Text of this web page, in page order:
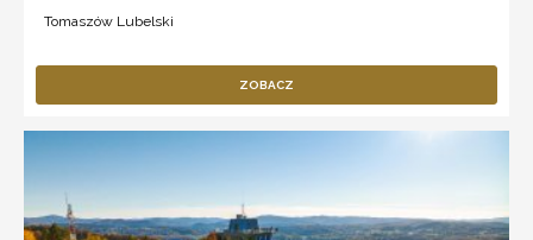
Tomaszów Lubelski
ZOBACZ